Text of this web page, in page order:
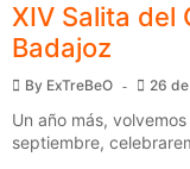
XIV Salita del
Badajoz
By ExTreBeO 26
Un año más,
septiembre,